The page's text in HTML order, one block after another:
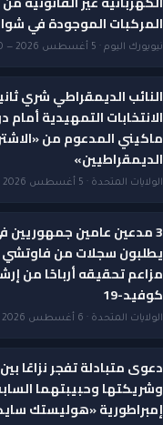
المركبات الموجودة في
نيويورك اليوم · 5 أغسطس 2026 — 6:50 PM
النائب الديمقراطي شري
الانتخابات التمهيدية أمام
ماكيني المدعوم من
الديمقراطيين»
الولايات المتحدة · 5 أغسطس 2026 — 10:35 AM
3 مدعين عامين جمهوريين
يطلبون سجلات من
مزاعم تحقيقه أرباحًا من
كوفيد-19
الولايات المتحدة · 6 أغسطس 2026 — 11:50 AM
دعوى متبادلة تفجر نزاعًا
وشريكتها وحبيبتهما
إمبراطورية «هوليستك